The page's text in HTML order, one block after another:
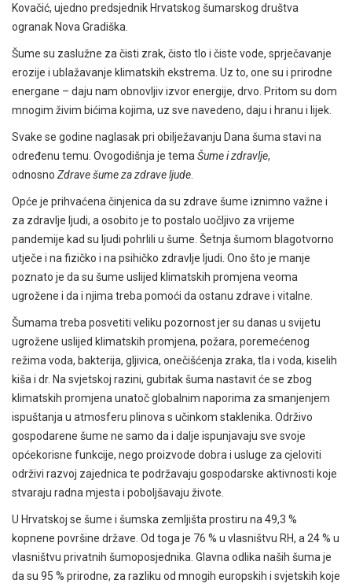
Kovačić, ujedno predsjednik Hrvatskog šumarskog društva
ogranak Nova Gradiška.
Šume su zaslužne za čisti zrak, čisto tlo i čiste vode, sprječavanje
erozije i ublažavanje klimatskih ekstrema. Uz to, one su i prirodne
energane – daju nam obnovljiv izvor energije, drvo. Pritom su dom
mnogim živim bićima kojima, uz sve navedeno, daju i hranu i lijek.
Svake se godine naglasak pri obilježavanju Dana šuma stavi na
određenu temu. Ovogodišnja je tema Šume i zdravlje,
odnosno Zdrave šume za zdrave ljude
Opće je prihvaćena činjenica da su zdrave šume iznimno važne i
za zdravlje ljudi, a osobito je to postalo uočljivo za vrijeme
pandemije kad su ljudi pohrlili u šume. Šetnja šumom blagotvorno
utječe i na fizičko i na psihičko zdravlje ljudi. Ono što je manje
poznato je da su šume uslijed klimatskih promjena veoma
ugrožene i da i njima treba pomoći da ostanu zdrave i vitalne.
Šumama treba posvetiti veliku pozornost jer su danas u svijetu
ugrožene uslijed klimatskih promjena, požara, poremećenog
režima voda, bakterija, gljivica, onečišćenja zraka, tla i voda, kiselih
kiša i dr. Na svjetskoj razini, gubitak šuma nastavit će se zbog
klimatskih promjena unatoč globalnim naporima za smanjenjem
ispuštanja u atmosferu plinova s učinkom staklenika. Održivo
gospodarene šume ne samo da i dalje ispunjavaju sve svoje
općekorisne funkcije, nego proizvode dobra i usluge za cjeloviti
održivi razvoj zajednica te podržavaju gospodarske aktivnosti koje
stvaraju radna mjesta i poboljšavaju živote.
U Hrvatskoj se šume i šumska zemljišta prostiru na 49,3 %
kopnene površine države. Od toga je 76 % u vlasništvu RH, a 24 % u
vlasništvu privatnih šumoposjednika. Glavna odlika naših šuma je
da su 95 % prirodne, za razliku od mnogih europskih i svjetskih koje